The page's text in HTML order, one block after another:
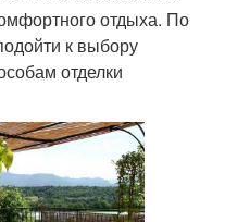
отдыха. По
к выбору
отделки